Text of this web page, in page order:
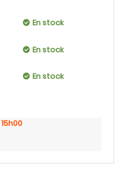
En stock
En stock
En stock
15h00